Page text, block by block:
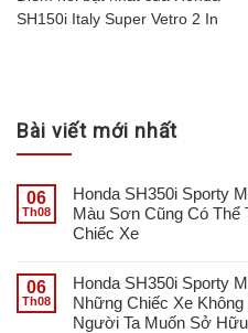
SH150i Italy Super Vetro 2 In
Bài viết mới nhất
06
Th08
Honda SH350i Sporty
Màu Sơn Cũng Có Thể
Chiếc Xe
06
Th08
Honda SH350i Sporty
Những Chiếc Xe
Người Ta Muốn Sở Hữu